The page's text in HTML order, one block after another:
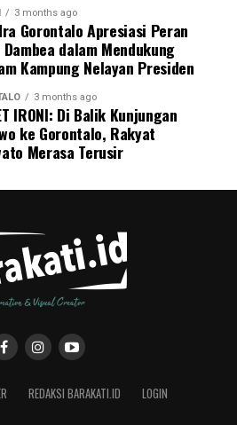
3 months ago
Gorontalo Apresiasi Peran
dalam Mendukung
Kampung Nelayan Presiden
3 months ago
IRONI: Di Balik Kunjungan
ke Gorontalo, Rakyat
Merasa Terusir
REDAKSI BARAKATI.ID LOGIN